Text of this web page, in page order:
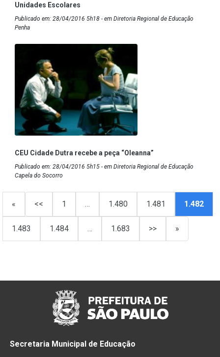
Unidades Escolares
Publicado em: 28/04/2016 5h18 - em Diretoria Regional de Educação
Penha
CEU Cidade Dutra recebe a peça “Oleanna”
Publicado em: 28/04/2016 5h15 - em Diretoria Regional de Educação
Capela do Socorro
« << 1 … 1.480 1.481 1.482
1.483 1.484 … 1.683 >> »
Secretaria Municipal de Educação